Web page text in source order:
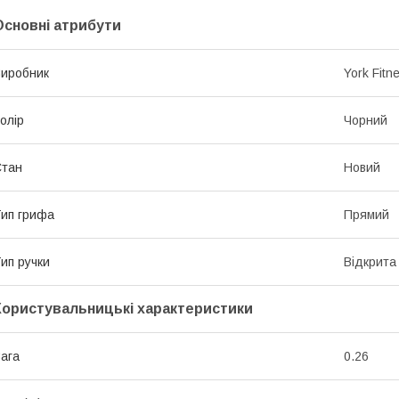
атрибути
York
Чорний
Новий
грифа Прямий
ручки Відкрита
характеристики
0.26